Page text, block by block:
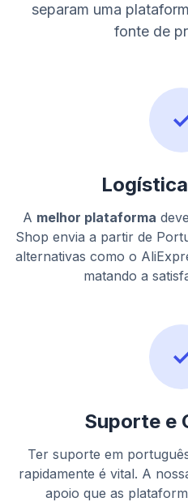
separam uma
fonte de
A melhor plataforma
Shop envia a partir de
alternativas como o
matando a
Suporte e
Ter suporte em
rapidamente é vital. A
apoio que as